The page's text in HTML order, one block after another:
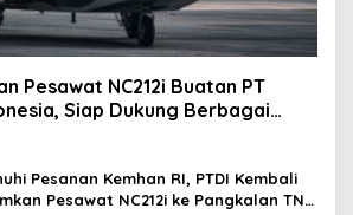
Pesawat NC212i Buatan PT
Siap Dukung Berbagai
Pesanan Kemhan RI, PTDI Kembali
Pesawat NC212i ke Pangkalan TNI